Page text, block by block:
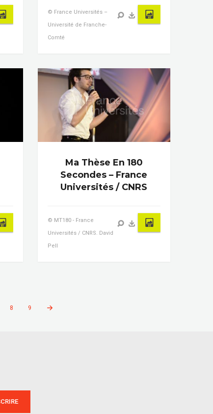
© France Universités –
Université de Franche-
Comté
Ma Thèse En 180
Secondes – France
Universités / CNRS
© MT180 - France
Universités / CNRS. David
Pell
8 9